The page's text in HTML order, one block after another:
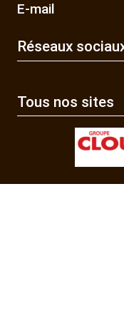
E-mail
Réseaux
Tous nos sites